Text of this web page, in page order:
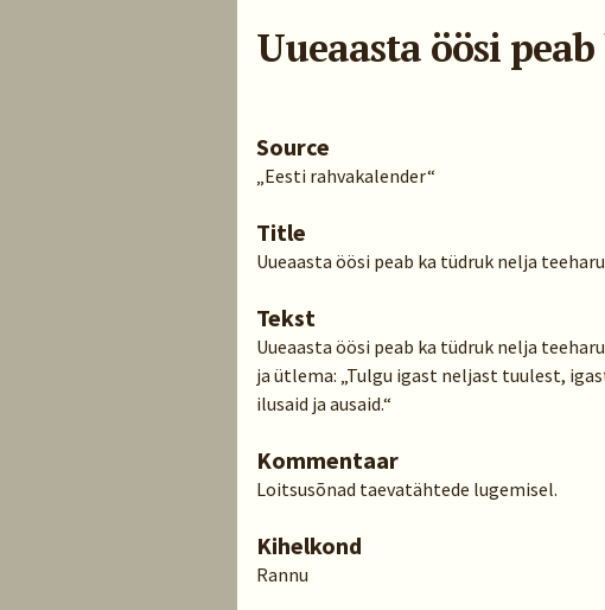
Uueaasta öösi
Source
„Eesti rahvakalender“
Title
Uueaasta öösi peab ka tüdruk nelja teeharu
Tekst
Uueaasta öösi peab ka tüdruk nelja
ja ütlema: „Tulgu igast neljast tuulest,
ilusaid ja ausaid.“
Kommentaar
Loitsusõnad taevatähtede lugemisel.
Kihelkond
Rannu